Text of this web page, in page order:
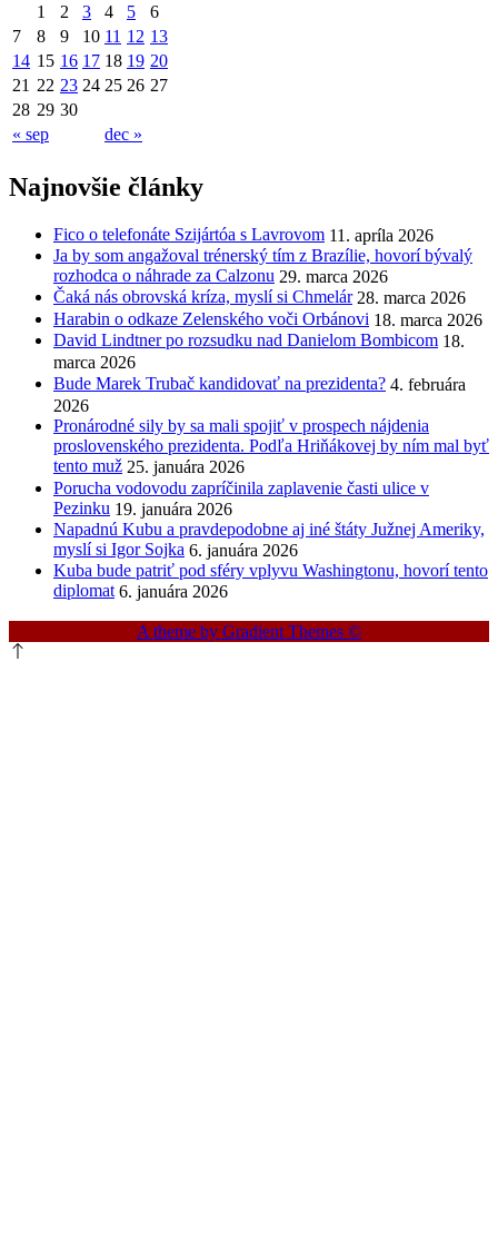
« sep dec »
1 2 3 4 5
6
7
8 9 10 11 12 13
14 15 16 17 18 19 20
21 22 23 24 25 26 27
28 29 30
Najnovšie články
Fico o telefonáte Szijártóa s Lavrovom 11. apríla 2026
Ja by som angažoval trénerský tím z Brazílie, hovorí bývalý
rozhodca o náhrade za Calzonu 29. marca 2026
Čaká nás obrovská kríza, myslí si Chmelár 28. marca 2026
Harabin o odkaze Zelenského voči Orbánovi 18. marca 2026
David Lindtner po rozsudku nad Danielom Bombicom 18.
marca 2026
Bude Marek Trubač kandidovať na prezidenta? 4. februára
2026
Pronárodné sily by sa mali spojiť v prospech nájdenia
proslovenského prezidenta. Podľa Hriňákovej by ním mal byť
tento muž 25. januára 2026
Porucha vodovodu zapríčinila zaplavenie časti ulice v
Pezinku 19. januára 2026
Napadnú Kubu a pravdepodobne aj iné štáty Južnej Ameriky,
myslí si Igor Sojka 6. januára 2026
Kuba bude patriť pod sféry vplyvu Washingtonu, hovorí tento
diplomat 6. januára 2026
A theme by Gradient Themes ©